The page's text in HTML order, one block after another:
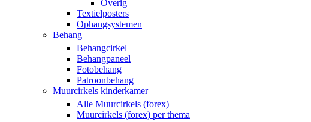
Overig
Textielposters
Ophangsystemen
Behang
Behangcirkel
Behangpaneel
Fotobehang
Patroonbehang
Muurcirkels kinderkamer
Alle Muurcirkels (forex)
Muurcirkels (forex) per thema